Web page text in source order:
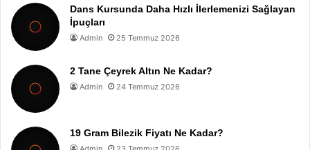
Dans Kursunda Daha Hızlı İlerlemenizi Sağlayan
İpuçları
Admin 25 Temmuz 2026
2 Tane Çeyrek Altın Ne Kadar?
Admin 24 Temmuz 2026
19 Gram Bilezik Fiyatı Ne Kadar?